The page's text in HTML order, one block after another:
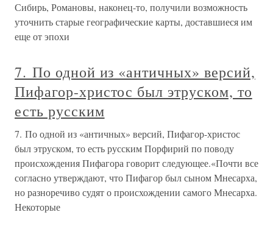
Сибирь, Романовы, наконец-то, получили возможность
уточнить старые географические карты, доставшиеся им
еще от эпохи
7. По одной из «античных» версий,
Пифагор-христос был этруском, то
есть русским
7. По одной из «античных» версий, Пифагор-христос
был этруском, то есть русским Порфирий по поводу
происхождения Пифагора говорит следующее.«Почти все
согласно утверждают, что Пифагор был сыном Мнесарха,
но разноречиво судят о происхождении самого Мнесарха.
Некоторые